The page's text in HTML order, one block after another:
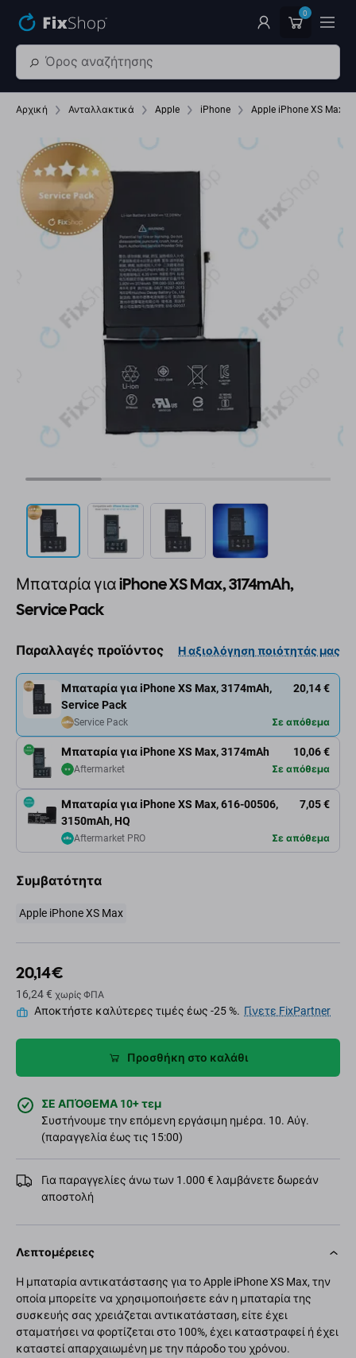
0
Αρχική Ανταλλακτικά Apple iPhone Apple iPhone XS Max
Μπαταρία για iPhone XS Max, 3174mAh,
Service Pack
Παραλλαγές προϊόντος Η αξιολόγηση ποιότητάς μας
Μπαταρία για iPhone XS Max, 3174mAh 10,06 €
Aftermarket Σε απόθεμα
Μπαταρία για iPhone XS Max, 3174mAh,
Service Pack
20,14 €
Service Pack Σε απόθεμα
Μπαταρία για iPhone XS Max, 616-00506,
3150mAh, HQ
7,05 €
Aftermarket PRO Σε απόθεμα
Συμβατότητα
Apple iPhone XS Max
20,14 €
16,24 € χωρίς ΦΠΑ
Αποκτήστε καλύτερες τιμές έως -25 %. Γίνετε FixPartner
Προσθήκη στο καλάθι
ΣΕ ΑΠΌΘΕΜΑ 10+ τεμ
Συστήνουμε την επόμενη εργάσιμη ημέρα. 10. Αύγ.
(παραγγελία έως τις 15:00)
Για παραγγελίες άνω των 1.000 € λαμβάνετε δωρεάν
αποστολή
Λεπτομέρειες
Η μπαταρία αντικατάστασης για το Apple iPhone XS Max, την
οποία μπορείτε να χρησιμοποιήσετε εάν η μπαταρία της
συσκευής σας χρειάζεται αντικατάσταση, είτε έχει
σταματήσει να φορτίζεται στο 100%, έχει καταστραφεί ή έχει
καταστεί απαρχαιωμένη με την πάροδο του χρόνου.